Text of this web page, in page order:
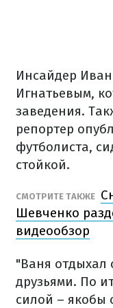
Инсайдер
Игнатьевым,
заведения.
репортер
футболиста,
стойкой.
СМОТРИТЕ ТАКЖЕ
Шевченко
видеообзор
"Ваня отдыхал
друзьями. По
силой – якобы